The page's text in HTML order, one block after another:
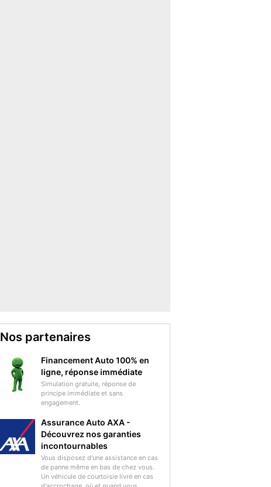
Nos partenaires
Financement Auto 100% en
ligne, réponse immédiate
Simulation gratuite, réponse de
principe immédiate et sans
engagement.
Assurance Auto AXA -
Découvrez nos garanties
incontournables
Vous disposez d'une assistance en cas
de panne même en bas de chez vous.
Un véhicule de courtoisie livré en cas